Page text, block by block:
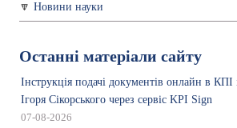
Новини науки
Останні матеріали сайту
Інструкція подачі документів онлайн в КПІ
Ігоря Сікорського через сервіс KPI Sign
07-08-2026